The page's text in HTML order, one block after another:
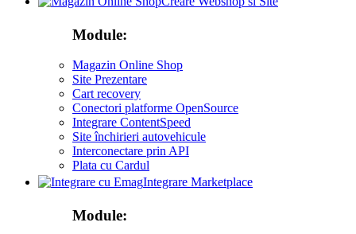
Module:
Magazin Online Shop
Site Prezentare
Cart recovery
Conectori platforme OpenSource
Integrare ContentSpeed
Site închirieri autovehicule
Interconectare prin API
Plata cu Cardul
Integrare Marketplace
Module: